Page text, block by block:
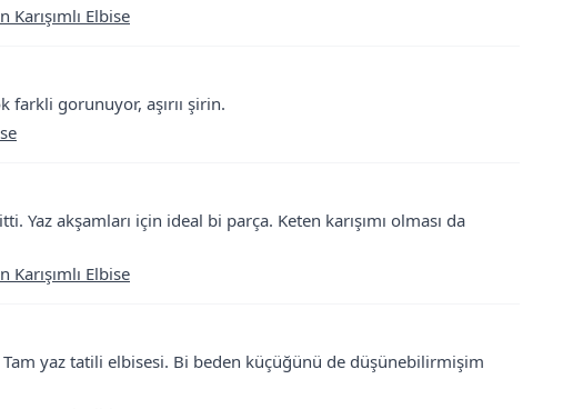
Elbise
gorunuyor, aşırıı şirin.
Yaz akşamları için ideal bi parça. Keten karışımı olması da
Elbise
Tam yaz tatili elbisesi. Bi beden küçüğünü de düşünebilirmişim